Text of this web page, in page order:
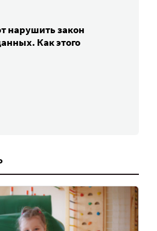
нарушить закон
Как этого